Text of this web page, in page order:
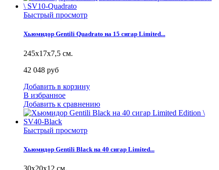
Быстрый просмотр
Хьюмидор Gentili Quadrato на 15 сигар Limited...
245х17х7,5 см.
42 048 руб
Добавить в корзину
В избранное
Добавить к сравнению
Быстрый просмотр
Хьюмидор Gentili Black на 40 сигар Limited...
30х20х12 см.